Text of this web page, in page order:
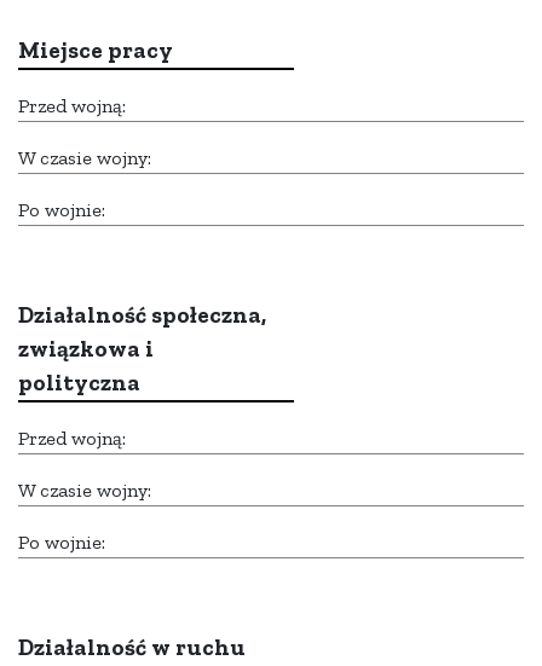
Miejsce pracy
Przed wojną:
W czasie wojny:
Po wojnie:
Działalność społeczna,
związkowa i
polityczna
Przed wojną:
W czasie wojny:
Po wojnie:
Działalność w ruchu